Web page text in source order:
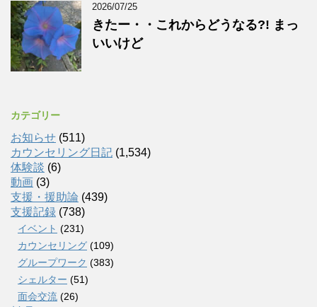
2026/07/25
きたー・・これからどうなる?! まっ
いいけど
カテゴリー
お知らせ (511)
カウンセリング日記 (1,534)
体験談 (6)
動画 (3)
支援・援助論 (439)
支援記録 (738)
イベント (231)
カウンセリング (109)
グループワーク (383)
シェルター (51)
面会交流 (26)